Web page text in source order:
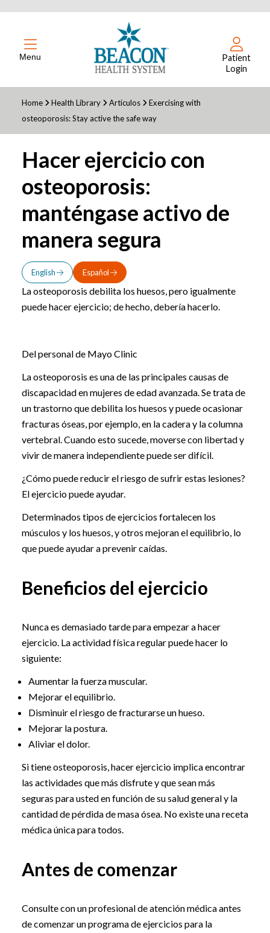
Menu
Patient
Login
Home Health Library Articulos
Exercising with
osteoporosis: Stay active the safe way
Hacer ejercicio con
osteoporosis:
manténgase activo de
manera segura
English Español
La osteoporosis debilita los huesos, pero igualmente
puede hacer ejercicio; de hecho, debería hacerlo.
Del personal de Mayo Clinic
La osteoporosis es una de las principales causas de
discapacidad en mujeres de edad avanzada. Se trata de
un trastorno que debilita los huesos y puede ocasionar
fracturas óseas, por ejemplo, en la cadera y la columna
vertebral. Cuando esto sucede, moverse con libertad y
vivir de manera independiente puede ser difícil.
¿Cómo puede reducir el riesgo de sufrir estas lesiones?
El ejercicio puede ayudar.
Determinados tipos de ejercicios fortalecen los
músculos y los huesos, y otros mejoran el equilibrio, lo
que puede ayudar a prevenir caídas.
Beneficios del ejercicio
Nunca es demasiado tarde para empezar a hacer
ejercicio. La actividad física regular puede hacer lo
siguiente:
Aumentar la fuerza muscular.
Mejorar el equilibrio.
Disminuir el riesgo de fracturarse un hueso.
Mejorar la postura.
Aliviar el dolor.
Si tiene osteoporosis, hacer ejercicio implica encontrar
las actividades que más disfrute y que sean más
seguras para usted en función de su salud general y la
cantidad de pérdida de masa ósea. No existe una receta
médica única para todos.
Antes de comenzar
Consulte con un profesional de atención médica antes
de comenzar un programa de ejercicios para la